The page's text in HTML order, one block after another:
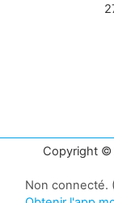
Copyright ©
Non connecté.